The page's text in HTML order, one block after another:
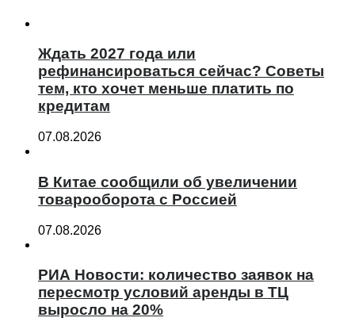
Ждать 2027 года или
рефинансироваться сейчас? Советы
тем, кто хочет меньше платить по
кредитам
07.08.2026
В Китае сообщили об увеличении
товарооборота с Россией
07.08.2026
РИА Новости: количество заявок на
пересмотр условий аренды в ТЦ
выросло на 20%